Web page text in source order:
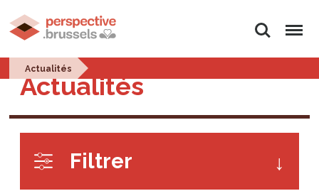
Rechercher
Menu
Actualités
Actualités
Filtrer